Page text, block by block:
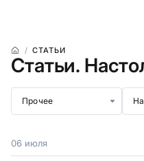
СТАТЬИ
Статьи.
Прочее
06 июля